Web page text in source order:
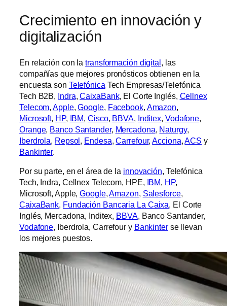
Crecimiento en innovación y
digitalización
En relación con latransformación digital, las
compañías que mejores pronósticos obtienen en la
encuesta son Telefónica Tech Empresas/Telefónica
Tech B2B, Indra,CaixaBank, El Corte Inglés, Cellnex
Telecom,Apple,Google, Facebook, Amazon,
Microsoft, HP, IBM,Cisco, BBVA, Inditex, Vodafone,
Orange, Banco Santander, Mercadona, Naturgy,
Iberdrola, Repsol, Endesa,Carrefour,Acciona,ACS y
Bankinter.
Por su parte, en el área de la innovación, Telefónica
Tech, Indra, Cellnex Telecom, HPE, IBM, HP,
Microsoft, Apple,Google,Amazon, Salesforce,
CaixaBank, Fundación Bancaria La Caixa, El Corte
Inglés, Mercadona, Inditex, BBVA, Banco Santander,
Vodafone, Iberdrola, Carrefour y Bankinterse llevan
los mejores puestos.